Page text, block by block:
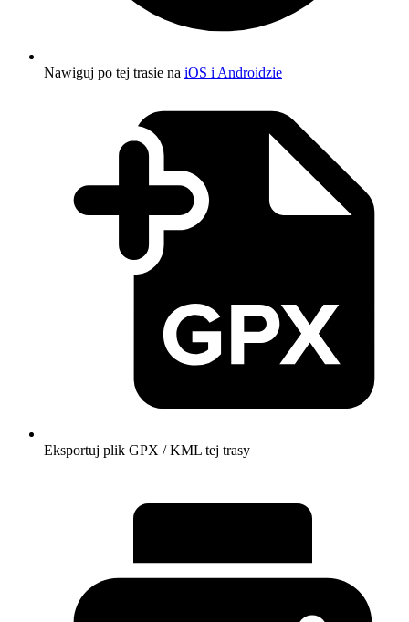
Nawiguj po tej trasie na iOS i Androidzie
Eksportuj plik GPX / KML tej trasy